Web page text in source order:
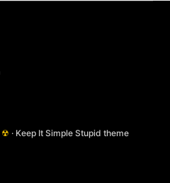
☢ · Keep It Simple Stupid theme